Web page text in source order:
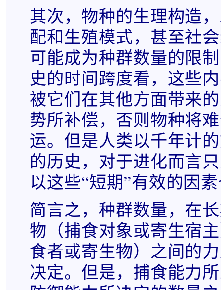
其次，物种的生理构造
配和生殖模式，甚至社
可能成为种群数量的限
史的时间跨度看，这些
被它们在其他方面带来
势所补偿，否则物种将
运。但是人类以千年计
的历史，对于进化而言
以这些“短期”有效的因
简言之，种群数量，在
物（捕食对象或寄生宿
食者或寄生物）之间的
决定。但是，捕食能力